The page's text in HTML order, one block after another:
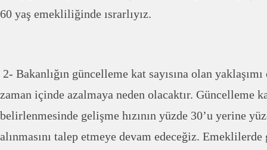
60 yaş emekliliğinde ısrarlıyız.
2- Bakanlığın güncelleme kat sayısına olan
zaman içinde azalmaya neden olacaktır. Güncelleme
belirlenmesinde gelişme hızının yüzde 30’u yerine
alınmasını talep etmeye devam edeceğiz.